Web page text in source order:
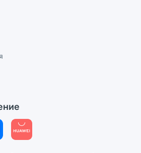
обработки персональных данных